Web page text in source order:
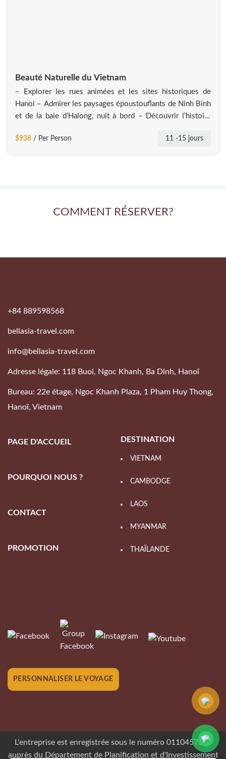
Beauté Naturelle du Vietnam
– Explorer les rues animées et les sites historiques de
Hanoi – Admirer les paysages époustouflants de Ninh Binh
et de la baie d’Halong, nuit à bord – Découvrir l’histoire
An – S’immerger dans la beauté du delta du Mékong à Ben
$938 / Per Person 11 -15 jours
COMMENT RÉSERVER?
+84 889598568
bellasia-travel.com
info@bellasia-travel.com
Adresse légale: 118 Buoi, Ngoc Khanh, Ba Dinh, Hanoï
Bureau: 22e étage, Ngoc Khanh Plaza, 1 Pham Huy Thong,
Hanoï, Vietnam
PAGE D'ACCUEIL
POURQUOI NOUS ?
CONTACT
PROMOTION
DESTINATION
VIETNAM
CAMBODGE
LAOS
MYANMAR
THAÏLANDE
PERSONNALISER LE VOYAGE
L'entreprise est enregistrée sous le numéro 0110457624
auprès du Département de Planification et d'Investissement